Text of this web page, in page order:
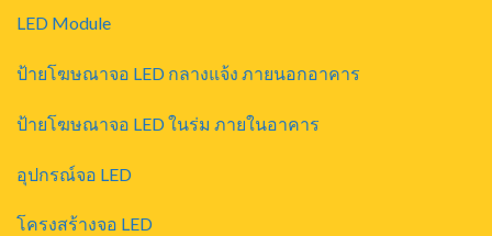
LED Module
ป้ายโฆษณาจอ LED กลางแจ้ง ภายนอกอาคาร
ป้ายโฆษณาจอ LED ในร่ม ภายในอาคาร
อุปกรณ์จอ LED
โครงสร้างจอ LED